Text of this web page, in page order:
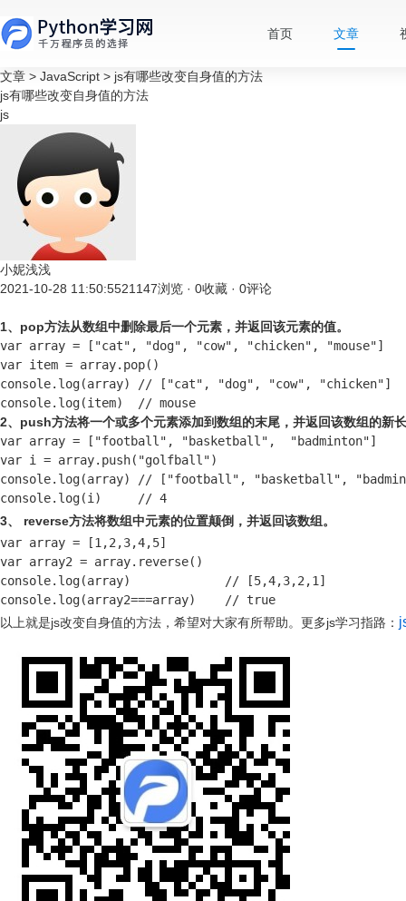
首页 文章
文章 > JavaScript > js有哪些改变自身值的方法
js有哪些改变自身值的方法
js
小妮浅浅
2021-10-28 11:50:5521147浏览 · 0收藏 · 0评论
1、pop方法从数组中删除最后一个元素，并返回该元素的值。
var array = ["cat", "dog", "cow", "chicken", "mouse"]
var item = array.pop()
console.log(array) // ["cat", "dog", "cow", "chicken"]
console.log(item)  // mouse
2、push方法将一个或多个元素添加到数组的末尾，并返回该数组的新
var array = ["football", "basketball",  "badminton"]
var i = array.push("golfball")
console.log(array) // ["football", "basketball",
console.log(i)     // 4
3、 reverse方法将数组中元素的位置颠倒，并返回该数组。
var array = [1,2,3,4,5]
var array2 = array.reverse()
console.log(array)             // [5,4,3,2,1]
console.log(array2===array)    // true
以上就是js改变自身值的方法，希望对大家有所帮助。 更多js学习指路：